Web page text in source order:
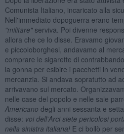
Comunista Italiano, incaricato alla
Nell'immediato dopoguerra erano
"militare"serviva. Poi divenne
allora che ce lo disse. Eravamo
e piccoloborghesi, andavamo al
comprare le sigarette di
la gonna per esibire i pacchetti in
mercanzia. Si andava sopratutto ad
arrivavano sul mercato.
nelle case del popolo e nelle sale
Americano degli anni sessanta e
disse: voi dell'Arci siete pericolosi
nella sinistra italiana!E ci bollò per